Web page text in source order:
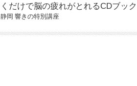
くだけで脳の疲れがとれるCDブック
静岡 響きの特別講座